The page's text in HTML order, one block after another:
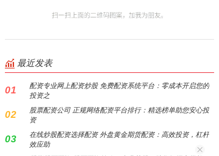
最近发表
01
配资专业网上配资炒股 免费配资系统平台：零成本开启您的
投资之
02
股票配资公司 正规网络配资平台排行：精选榜单助您安心投
资
03
在线炒股配资选择配资 外盘黄金期货配资：高效投资，杠杆
效应助